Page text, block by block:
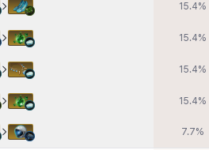
15.4%
15.4%
15.4%
15.4%
7.7%